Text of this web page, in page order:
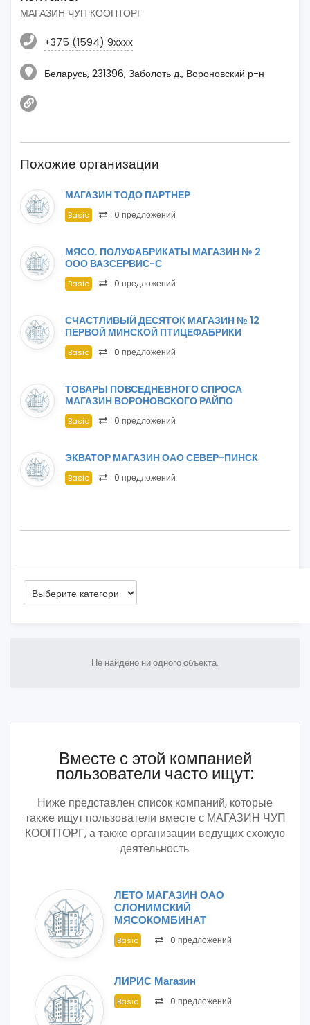
МАГАЗИН ЧУП КООПТОРГ
+375 (1594) 9xxxx
Беларусь, 231396, Заболоть д., Вороновский р-н
Похожие организации
МАГАЗИН ТОДО ПАРТНЕР
Basic 0 предложений
МЯСО. ПОЛУФАБРИКАТЫ МАГАЗИН № 2
ООО ВАЗСЕРВИС-С
Basic 0 предложений
СЧАСТЛИВЫЙ ДЕСЯТОК МАГАЗИН № 12
ПЕРВОЙ МИНСКОЙ ПТИЦЕФАБРИКИ
Basic 0 предложений
ТОВАРЫ ПОВСЕДНЕВНОГО СПРОСА
МАГАЗИН ВОРОНОВСКОГО РАЙПО
Basic 0 предложений
ЭКВАТОР МАГАЗИН ОАО СЕВЕР-ПИНСК
Basic 0 предложений
Не найдено ни одного объекта.
Вместе с этой компанией
пользователи часто ищут:
Ниже представлен список компаний, которые
также ищут пользователи вместе с МАГАЗИН ЧУП
КООПТОРГ, а также организации ведущих схожую
деятельность.
ЛЕТО МАГАЗИН ОАО
СЛОНИМСКИЙ
МЯСОКОМБИНАТ
Basic 0 предложений
ЛИРИС Магазин
Basic 0 предложений